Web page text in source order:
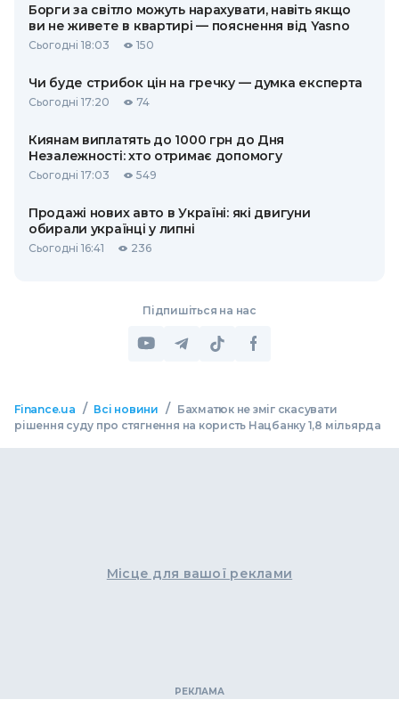
Борги за світло можуть нарахувати, навіть якщо
ви не живете в квартирі — пояснення від Yasno
Сьогодні 18:03 150
Чи буде стрибок цін на гречку — думка експерта
Сьогодні 17:20 74
Киянам виплатять до 1000 грн до Дня
Незалежності: хто отримає допомогу
Сьогодні 17:03 549
Продажі нових авто в Україні: які двигуни
обирали українці у липні
Сьогодні 16:41 236
Підпишіться на нас
Finance.ua / Всі новини /
Бахматюк не зміг скасувати
рішення суду про стягнення на користь Нацбанку 1,8 мільярда
Місце для вашої реклами